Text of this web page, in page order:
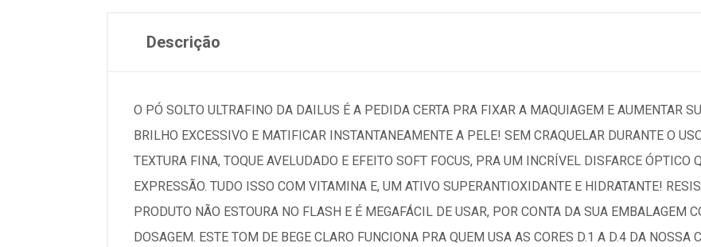
Descrição
O PÓ SOLTO ULTRAFINO DA DAILUS É A PEDIDA CERTA PRA FIXAR A MAQUIAGEM E AUMENTAR
BRILHO EXCESSIVO E MATIFICAR INSTANTANEAMENTE A PELE! SEM CRAQUELAR DURANTE O
TEXTURA FINA, TOQUE AVELUDADO E EFEITO SOFT FOCUS, PRA UM INCRÍVEL DISFARCE
EXPRESSÃO. TUDO ISSO COM VITAMINA E, UM ATIVO SUPERANTIOXIDANTE E HIDRATANTE!
PRODUTO NÃO ESTOURA NO FLASH E É MEGAFÁCIL DE USAR, POR CONTA DA SUA EMBALAGEM
DOSAGEM. ESTE TOM DE BEGE CLARO FUNCIONA PRA QUEM USA AS CORES D.1 A D.4 DA NOSSA